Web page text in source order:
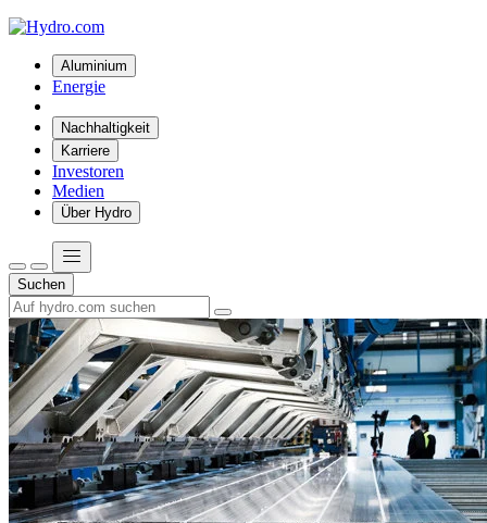
Aluminium
Energie
Nachhaltigkeit
Karriere
Investoren
Medien
Über Hydro
Suchen